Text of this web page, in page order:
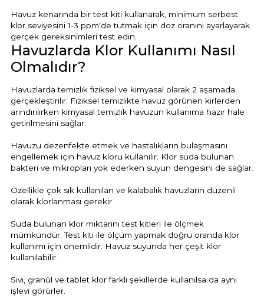
Havuz kenarında bir test kiti kullanarak, minimum serbest
klor seviyesini 1-3 ppm'de tutmak için doz oranını ayarlayarak
gerçek gereksinimleri test edin.
Havuzlarda Klor Kullanımı Nasıl
Olmalıdır?
Havuzlarda temizlik fiziksel ve kimyasal olarak 2 aşamada
gerçekleştirilir. Fiziksel temizlikte havuz görünen kirlerden
arındırılırken kimyasal temizlik havuzun kullanıma hazır hale
getirilmesini sağlar.
Havuzu dezenfekte etmek ve hastalıkların bulaşmasını
engellemek için havuz kloru kullanılır. Klor suda bulunan
bakteri ve mikropları yok ederken suyun dengesini de sağlar.
Özellikle çok sık kullanılan ve kalabalık havuzların düzenli
olarak klorlanması gerekir.
Suda bulunan klor miktarını test kitleri ile ölçmek
mümkündür. Test kiti ile ölçüm yapmak doğru oranda klor
kullanımı için önemlidir. Havuz suyunda her çeşit klor
kullanılabilir.
Sıvı, granül ve tablet klor farklı şekillerde kullanılsa da aynı
işlevi görürler.